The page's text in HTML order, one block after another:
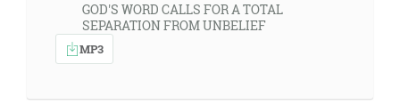
GOD'S WORD CALLS FOR A TOTAL
SEPARATION FROM UNBELIEF
MP3